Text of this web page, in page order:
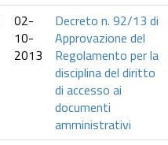
02-
10-
2013
Decreto n. 92/13 di
Approvazione del
Regolamento per la
disciplina del diritto
di accesso ai
documenti
amministrativi